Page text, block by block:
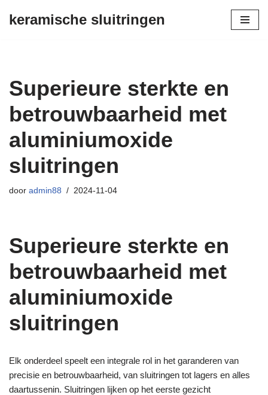
keramische sluitringen
Superieure sterkte en
betrouwbaarheid met
aluminiumoxide
sluitringen
door admin88 2024-11-04
Superieure sterkte en
betrouwbaarheid met
aluminiumoxide
sluitringen
Elk onderdeel speelt een integrale rol in het garanderen van
precisie en betrouwbaarheid, van sluitringen tot lagers en alles
daartussenin. Sluitringen lijken op het eerste gezicht